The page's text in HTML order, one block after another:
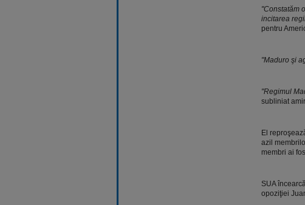
"Constatăm
incitarea
pentru
"Maduro şi
"Regimul
subliniat
El
azil
membri ai
SUA
opoziţiei